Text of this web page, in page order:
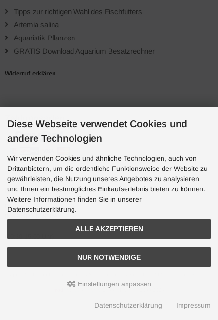
Tipps zur richtigen Wahl des Fischfutters
Artemia salina
Aquaristik Pflanzen
GRATIS Download Aquarium Besatzrechner
Widerruf erklären
Zahlungsarten
Hotline
Hotline
(10:30-15:00 Uhr)
andreas-guder.de
Diese Webseite verwendet Cookies und
andere Technologien
Wir verwenden Cookies und ähnliche Technologien, auch von
Drittanbietern, um die ordentliche Funktionsweise der Website zu
gewährleisten, die Nutzung unseres Angebotes zu analysieren
und Ihnen ein bestmögliches Einkaufserlebnis bieten zu können.
Weitere Informationen finden Sie in unserer
Datenschutzerklärung.
ALLE AKZEPTIEREN
NUR NOTWENDIGE
Einstellungen anpassen
Datenschutzerklärung Impressum